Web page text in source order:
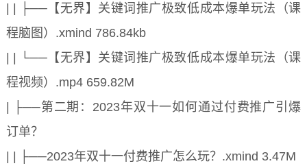
| | ├──【无界】关键词推广极致低成本爆单玩法（课
程脑图）.xmind 786.84kb
| | └──【无界】关键词推广极致低成本爆单玩法（课
程视频）.mp4 659.82M
| ├──第二期：2023年双十一如何通过付费推广引爆
订单？
| | ├──2023年双十一付费推广怎么玩？.xmind 3.47M